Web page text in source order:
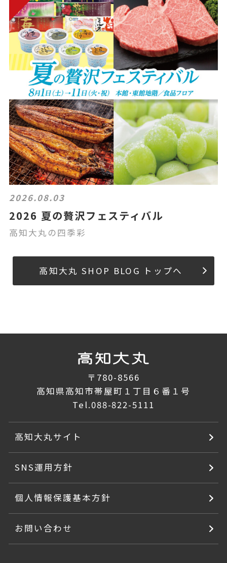
2026.08.03
2026 夏の贅沢フェスティバル
高知大丸の四季彩
高知大丸 SHOP BLOG トップへ
〒780-8566
高知県高知市帯屋町１丁目６番１号
Tel.088-822-5111
高知大丸サイト
SNS運用方針
個人情報保護基本方針
お問い合わせ